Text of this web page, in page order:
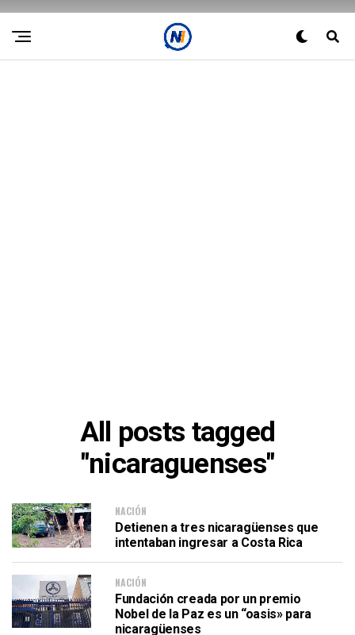
All posts tagged
"nicaraguenses"
NACIÓN
Detienen a tres nicaragüenses que
intentaban ingresar a Costa Rica
NACIÓN
Fundación creada por un premio
Nobel de la Paz es un “oasis» para
nicaragüenses